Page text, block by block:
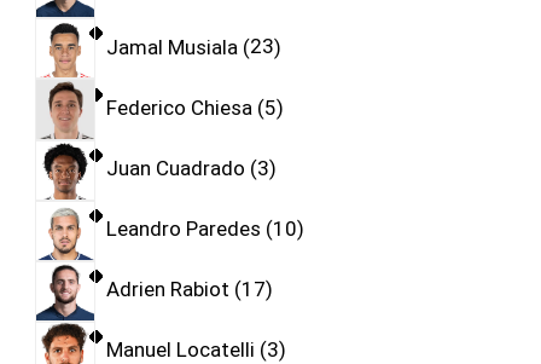
Jamal Musiala 23
Federico Chiesa 5
Juan Cuadrado 3
Leandro Paredes 10
Adrien Rabiot 17
Manuel Locatelli 3